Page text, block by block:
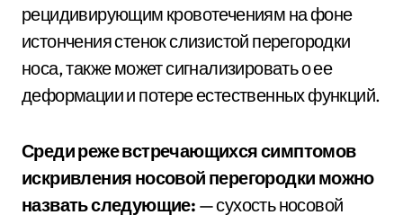
рецидивирующим кровотечениям на фоне
истончения стенок слизистой перегородки
носа, также может сигнализировать о ее
деформации и потере естественных функций.
Среди реже встречающихся симптомов
искривления носовой перегородки можно
назвать следующие: — сухость носовой